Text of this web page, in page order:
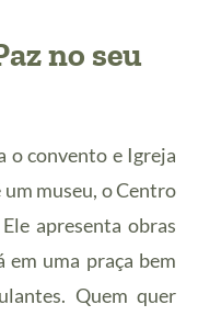
no seu
o convento e Igreja
um museu, o Centro
apresenta obras
em uma praça bem
Quem quer